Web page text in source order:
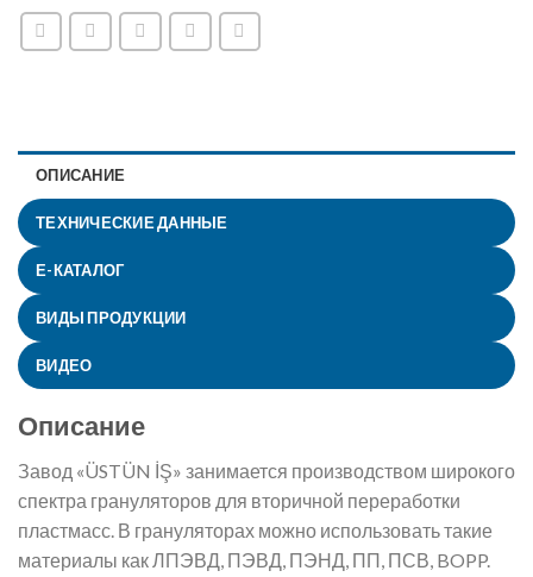
ОПИСАНИЕ
ТЕХНИЧЕСКИЕ ДАННЫЕ
Е-КАТАЛОГ
ВИДЫ ПРОДУКЦИИ
ВИДЕО
Описание
Завод «ÜSTÜN İŞ» занимается производством широкого
спектра грануляторов для вторичной переработки
пластмасс. В грануляторах можно использовать такие
материалы как ЛПЭВД, ПЭВД, ПЭНД, ПП, ПСВ, BOPP.